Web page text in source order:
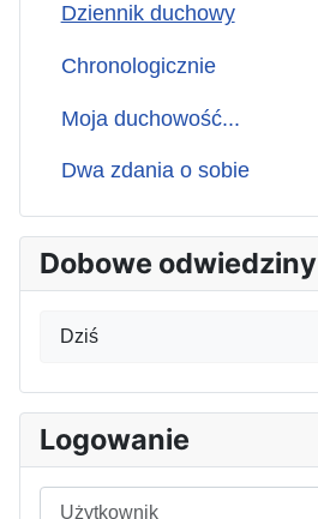
Dziennik duchowy
Chronologicznie
Moja duchowość...
Dwa zdania o sobie
Dobowe odwiedziny
Dziś
Logowanie